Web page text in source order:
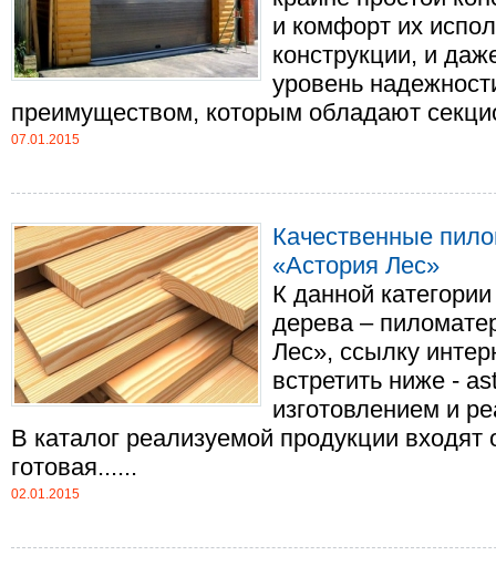
и комфорт их
конструкции, и
уровень
преимуществом, которым обладают
07.01.2015
Качественные
«Астория Лес»
К данной
дерева –
Лес», ссылку
встретить ниже -
изготовлением и
В каталог реализуемой продукции
готовая......
02.01.2015